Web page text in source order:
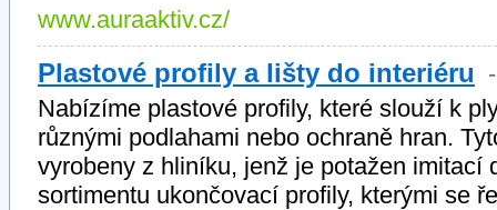
www.auraaktiv.cz/
Plastové profily a lišty do interiéru
Nabízíme plastové profily, které slouží k
různými podlahami nebo ochraně hran.
vyrobeny z hliníku, jenž je potažen imitací
sortimentu ukončovací profily, kterými se